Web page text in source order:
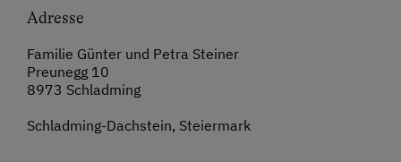
Adresse
Familie Günter und Petra Steiner
Preunegg 10
8973 Schladming
Schladming-Dachstein, Steiermark